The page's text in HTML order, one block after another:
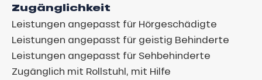
Zugänglichkeit
Leistungen angepasst für Hörgeschädigte
Leistungen angepasst für geistig Behinderte
Leistungen angepasst für Sehbehinderte
Zugänglich mit Rollstuhl, mit Hilfe